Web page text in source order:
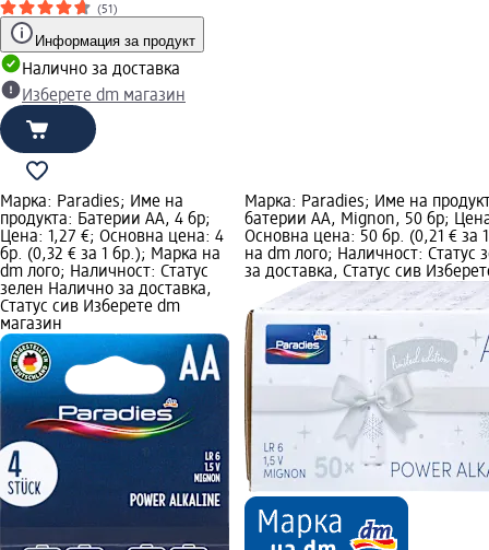
(51)
Информация за продукт
Налично за доставка
Изберете dm магазин
Марка: Paradies; Име на
продукта: Батерии АА, 4 бр;
Цена: 1,27 €; Основна цена: 4
бр. (0,32 € за 1 бр.); Марка на
dm лого; Наличност: Статус
зелен Налично за доставка,
Статус сив Изберете dm
магазин
Марка: Paradies; Име на
батерии АА, Mignon, 50 бр;
Основна цена: 50 бр. (0,21 € за
на dm лого; Наличност: Статус
за доставка, Статус сив